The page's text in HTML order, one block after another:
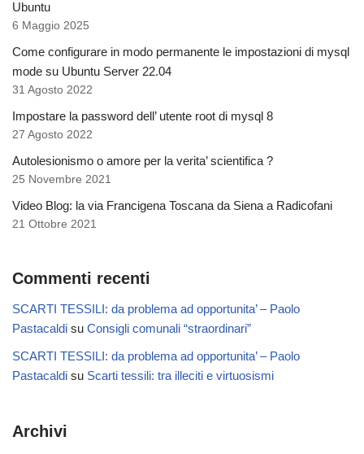
Ubuntu
6 Maggio 2025
Come configurare in modo permanente le impostazioni di mysql
mode su Ubuntu Server 22.04
31 Agosto 2022
Impostare la password dell’ utente root di mysql 8
27 Agosto 2022
Autolesionismo o amore per la verita’ scientifica ?
25 Novembre 2021
Video Blog: la via Francigena Toscana da Siena a Radicofani
21 Ottobre 2021
Commenti recenti
SCARTI TESSILI: da problema ad opportunita’ – Paolo
Pastacaldi su Consigli comunali “straordinari”
SCARTI TESSILI: da problema ad opportunita’ – Paolo
Pastacaldi su Scarti tessili: tra illeciti e virtuosismi
Archivi